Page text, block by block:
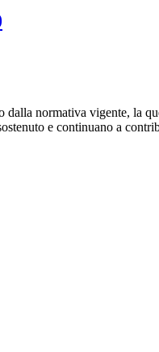
dalla normativa vigente, la
e continuano a